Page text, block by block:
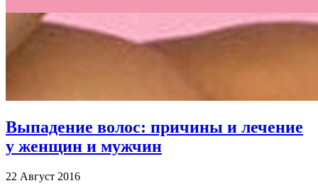
Выпадение волос: причины и лечение
у женщин и мужчин
22 Август 2016